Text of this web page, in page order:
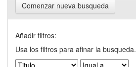
Comenzar nueva busqueda
Añadir filtros:
Usa los filtros para afinar la busqueda.